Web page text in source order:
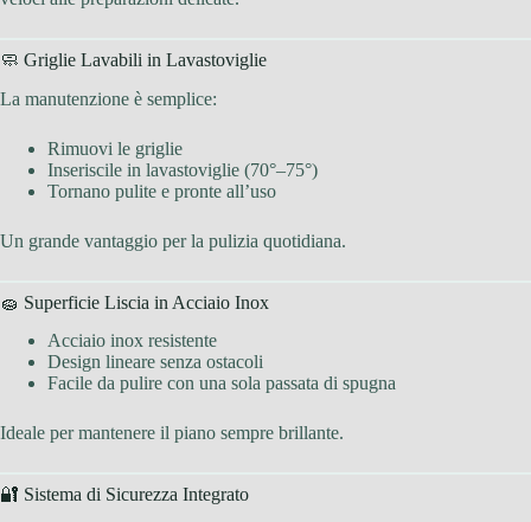
🧼 Griglie Lavabili in Lavastoviglie
La manutenzione è semplice:
Rimuovi le griglie
Inseriscile in lavastoviglie (70°–75°)
Tornano pulite e pronte all’uso
Un grande vantaggio per la pulizia quotidiana.
🧽 Superficie Liscia in Acciaio Inox
Acciaio inox resistente
Design lineare senza ostacoli
Facile da pulire con una sola passata di spugna
Ideale per mantenere il piano sempre brillante.
🔐 Sistema di Sicurezza Integrato